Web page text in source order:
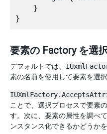
    }
要素の Factory を選
デフォルトでは、
素の名前を使用して要素を選択
ことで、選択プロセスで要素
す。次に、要素の属性を調べ
ンスタンス化できるかどうか